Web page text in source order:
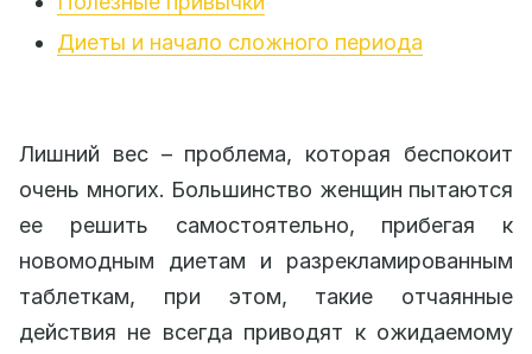
Диеты и начало сложного периода
Лишний вес – проблема, которая беспокоит
очень многих. Большинство женщин пытаются
ее решить самостоятельно, прибегая к
новомодным диетам и разрекламированным
таблеткам, при этом, такие отчаянные
действия не всегда приводят к ожидаемому